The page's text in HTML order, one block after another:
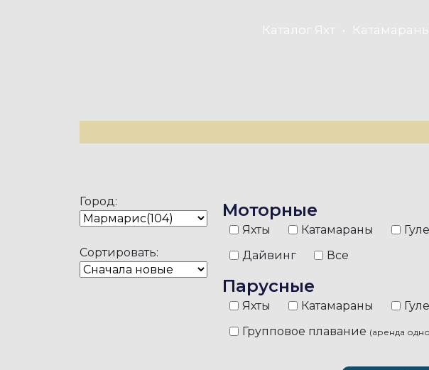
Каталог Яхт
Город:
Сортировать:
Моторные
Яхты Катамараны
Дайвинг Все
Парусные
Яхты Катамараны
Групповое плавание (аренда